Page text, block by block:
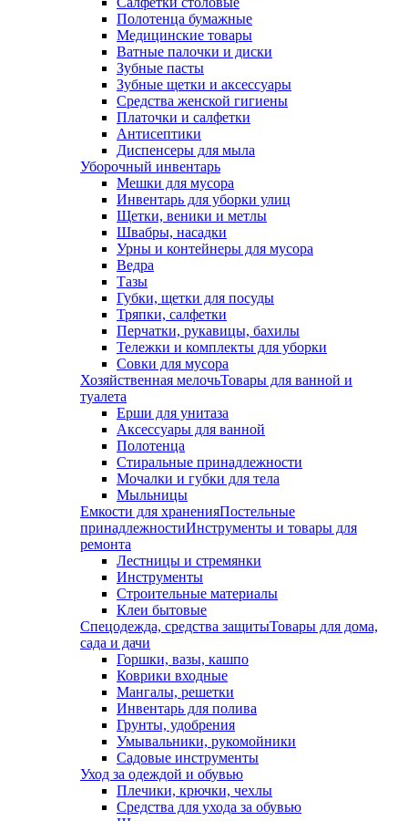
Полотенца бумажные
Медицинские товары
Ватные палочки и диски
Зубные пасты
Зубные щетки и аксессуары
Средства женской гигиены
Платочки и салфетки
Антисептики
Диспенсеры для мыла
Уборочный инвентарь
Мешки для мусора
Инвентарь для уборки улиц
Щетки, веники и метлы
Швабры, насадки
Урны и контейнеры для мусора
Ведра
Тазы
Губки, щетки для посуды
Тряпки, салфетки
Перчатки, рукавицы, бахилы
Тележки и комплекты для уборки
Совки для мусора
Хозяйственная мелочьТовары для ванной и
туалета
Ерши для унитаза
Аксессуары для ванной
Полотенца
Стиральные принадлежности
Мочалки и губки для тела
Мыльницы
Емкости для храненияПостельные
принадлежностиИнструменты и товары для
ремонта
Лестницы и стремянки
Инструменты
Строительные материалы
Клеи бытовые
Спецодежда, средства защитыТовары для дома,
сада и дачи
Горшки, вазы, кашпо
Коврики входные
Мангалы, решетки
Инвентарь для полива
Грунты, удобрения
Умывальники, рукомойники
Садовые инструменты
Уход за одеждой и обувью
Плечики, крючки, чехлы
Средства для ухода за обувью